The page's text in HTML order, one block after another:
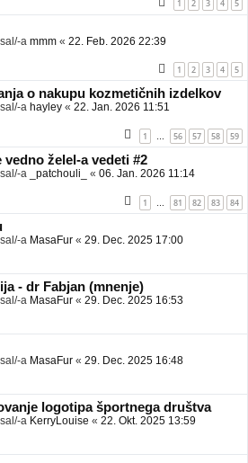
1 2 3 4 5
a mmm « 22. Feb. 2026 22:39
1 2 3 4 5
o nakupu kozmetičnih izdelkov
a hayley « 22. Jan. 2026 11:51
1 … 56 57 58 59
vedno želel-a vedeti #2
a _patchouli_ « 06. Jan. 2026 11:14
1 81 82 83 84
a MasaFur « 29. Dec. 2025 17:00
- dr Fabjan (mnenje)
a MasaFur « 29. Dec. 2025 16:53
a MasaFur « 29. Dec. 2025 16:48
logotipa športnega društva
a KerryLouise « 22. Okt. 2025 13:59